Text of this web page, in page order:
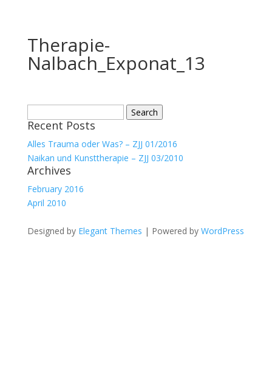
Therapie-
Nalbach_Exponat_13
for:
Recent Posts
Alles Trauma oder Was? – ZJJ 01/2016
Naikan und Kunsttherapie – ZJJ 03/2010
Archives
February 2016
April 2010
Designed by Elegant Themes | Powered by WordPress